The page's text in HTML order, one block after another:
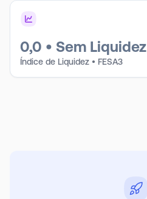
0,0 • Sem Liquidez
Índice de Liquidez • FESA3